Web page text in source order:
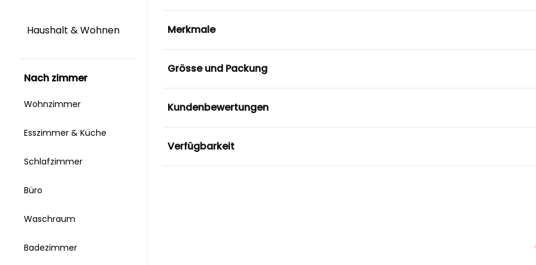
Haushalt & Wohnen
nach zimmer
Wohnzimmer
Esszimmer & Küche
Schlafzimmer
Büro
Waschraum
Badezimmer
Merkmale
Grösse und Packung
Kundenbewertungen
Verfügbarkeit